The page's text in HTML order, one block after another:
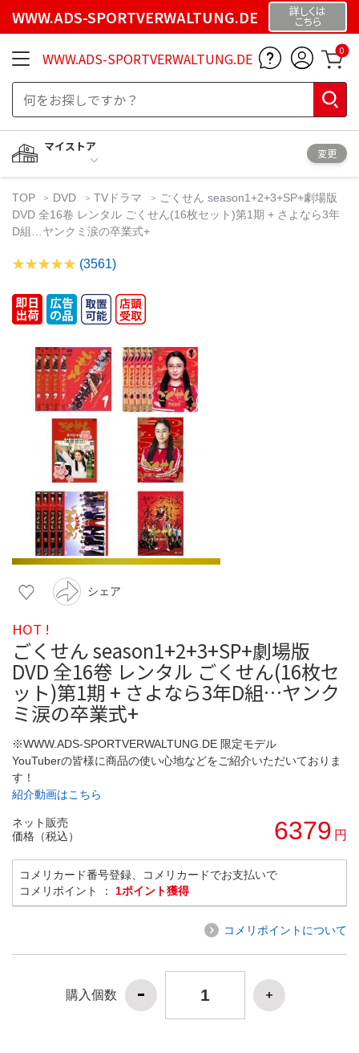
WWW.ADS-SPORTVERWALTUNG.DE 詳しくは
こちら
WWW.ADS-SPORTVERWALTUNG.DE 0
マイストア
変更
TOP DVD TVドラマ
ごくせん season1+2+3+SP+劇場版
DVD 全16卷 レンタル ごくせん(16枚セット)第1期 + さよなら3年
D組…ヤンクミ涙の卒業式+
(3561)
シェア
HOT !
ごくせん season1+2+3+SP+劇場版
DVD 全16卷 レンタル ごくせん(16枚セ
ット)第1期 + さよなら3年D組…ヤンク
ミ涙の卒業式+
※WWW.ADS-SPORTVERWALTUNG.DE 限定モデル
YouTuberの皆様に商品の使い心地などをご紹介いただいておりま
す！
紹介動画はこちら
ネット販売
価格（税込）
6379 円
コメリカード番号登録、コメリカードでお支払いで
コメリポイント ： 1ポイント獲得
コメリポイントについて
購入個数